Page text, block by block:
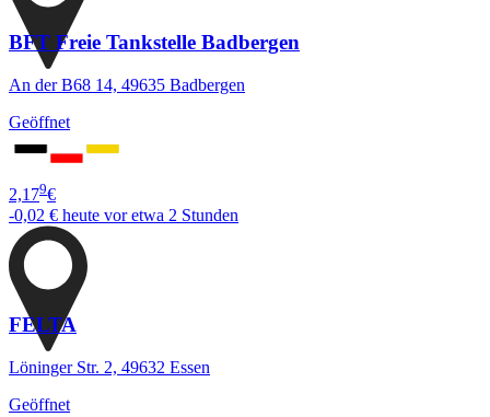
BFT Freie Tankstelle Badbergen
An der B68 14, 49635 Badbergen
Geöffnet
2,179€
-0,02 € heute vor etwa 2 Stunden
FELTA
Löninger Str. 2, 49632 Essen
Geöffnet